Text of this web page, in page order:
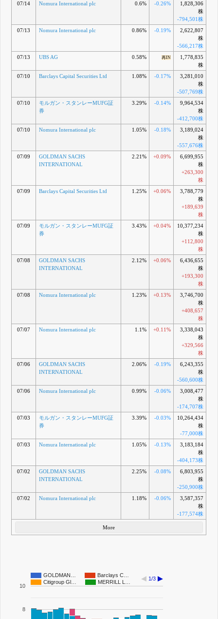
07/14 Nomura International plc 0.6% -0.26%
1,828,306
株
-794,501株
07/13
Nomura International plc 0.86% -0.19%
2,622,807
株
-566,217株
07/13
UBS AG 0.58% 再IN
1,778,835
株
07/10
Barclays Capital Securities Ltd 1.08% -0.17%
3,281,010
株
-507,769株
07/10
モルガン・スタンレーMUFG証
券
3.29% -0.14%
9,964,534
株
-412,700株
07/10
Nomura International plc 1.05% -0.18%
3,189,024
株
-557,676株
07/09
GOLDMAN SACHS
INTERNATIONAL
2.21% +0.09%
6,699,955
株
+263,300
株
07/09
Barclays Capital Securities Ltd 1.25% +0.06%
3,788,779
株
+189,639
株
07/09
モルガン・スタンレーMUFG証
券
3.43% +0.04%
10,377,234
株
+112,800
株
07/08
GOLDMAN SACHS
INTERNATIONAL
2.12% +0.06%
6,436,655
株
+193,300
株
07/08
Nomura International plc 1.23% +0.13%
3,746,700
株
+408,657
株
07/07
Nomura International plc 1.1% +0.11%
3,338,043
株
+329,566
株
07/06
GOLDMAN SACHS
INTERNATIONAL
2.06% -0.19%
6,243,355
株
-560,600株
07/06
Nomura International plc 0.99% -0.06%
3,008,477
株
-174,707株
07/03
モルガン・スタンレーMUFG証
券
3.39% -0.03%
10,264,434
株
-77,000株
07/03
Nomura International plc 1.05% -0.13%
3,183,184
株
-404,173株
07/02
GOLDMAN SACHS
INTERNATIONAL
2.25% -0.08%
6,803,955
株
-250,900株
07/02
Nomura International plc 1.18% -0.06%
3,587,357
株
-177,574株
More
GOLDMAN…
Barclays C…
Citigroup Gl…
MERRILL L…
1/3
8
10